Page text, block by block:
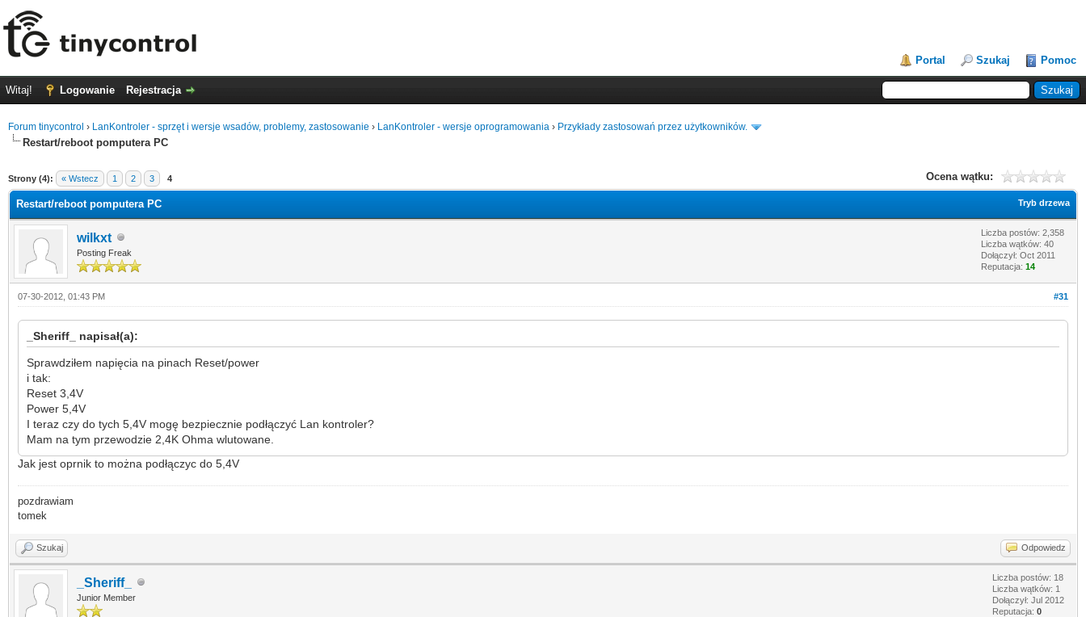
Portal Szukaj Pomoc
Witaj! Logowanie Rejestracja
Forum tinycontrol › LanKontroler - sprzęt i wersje wsadów, problemy, zastosowanie › LanKontroler - wersje oprogramowania › Przykłady zastosowań przez użytkowników.
Restart/reboot pomputera PC
Strony (4): « Wstecz 1 2 3 4 Ocena wątku:
Tryb drzewa
Restart/reboot pomputera PC
wilkxt
Posting Freak
Liczba postów: 2,358
Liczba wątków: 40
Dołączył: Oct 2011
Reputacja: 14
#31
07-30-2012, 01:43 PM
_Sheriff_ napisał(a):
Sprawdziłem napięcia na pinach Reset/power
i tak:
Reset 3,4V
Power 5,4V
I teraz czy do tych 5,4V mogę bezpiecznie podłączyć Lan kontroler?
Mam na tym przewodzie 2,4K Ohma wlutowane.
Jak jest oprnik to można podłączyc do 5,4V
pozdrawiam
tomek
Szukaj Odpowiedz
_Sheriff_
Junior Member
Liczba postów: 18
Liczba wątków: 1
Dołączył: Jul 2012
Reputacja: 0